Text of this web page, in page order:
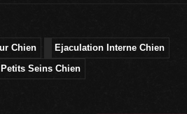
Chien
Ejaculation Interne Chien
Petits Seins Chien